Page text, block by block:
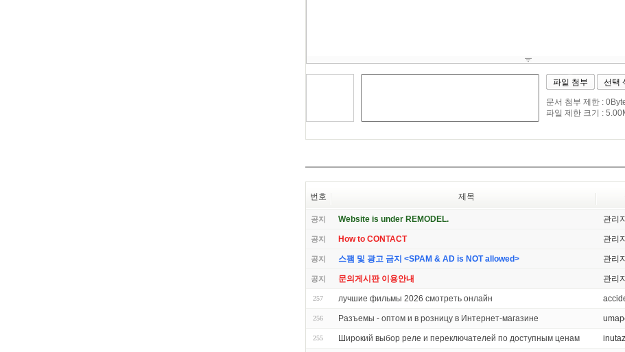
파일 첨부 선택
문서 첨부 제한 :
파일 제한 크기 :
번호 제목
공지 Website is under REMODEL. 관리
공지 How to CONTACT 관리
공지 스팸 및 광고 금지 <SPAM & AD is NOT allowed> 관리
공지 문의게시판 이용안내 관리
257 лучшие фильмы 2026 смотреть онлайн
256 Разъемы - оптом и в розницу в Интернет-магазине
255 Широкий выбор реле и переключателей по доступным ценам